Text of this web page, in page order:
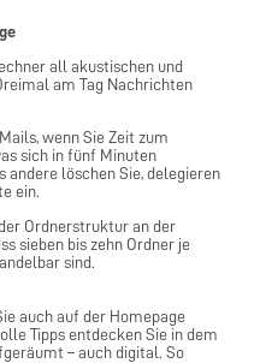
all akustischen und
am Tag Nachrichten
wenn Sie Zeit zum
sich in fünf Minuten
löschen Sie, delegieren
ein.
Ordnerstruktur an der
sieben bis zehn Ordner je
sind.
auch auf der Homepage
Tipps entdecken Sie in dem
– auch digital. So